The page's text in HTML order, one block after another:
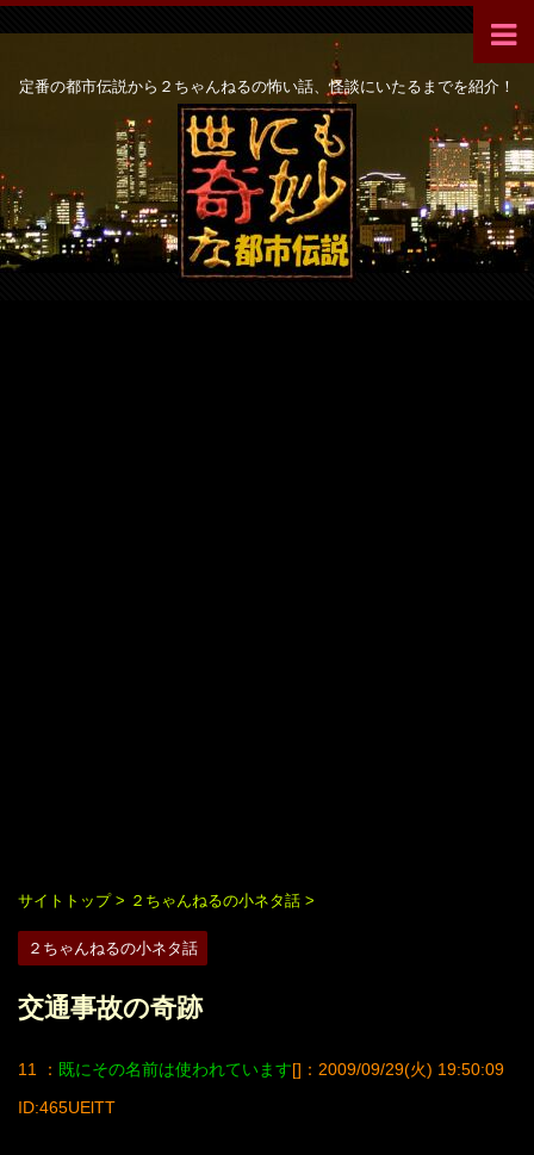
定番の都市伝説から２ちゃんねるの怖い話、怪談にいたるまでを紹介！
サイトトップ> ２ちゃんねるの小ネタ話 >
２ちゃんねるの小ネタ話
交通事故の奇跡
11 ： 既にその名前は使われています[]：2009/09/29(火) 19:50:09
ID:465UElTT